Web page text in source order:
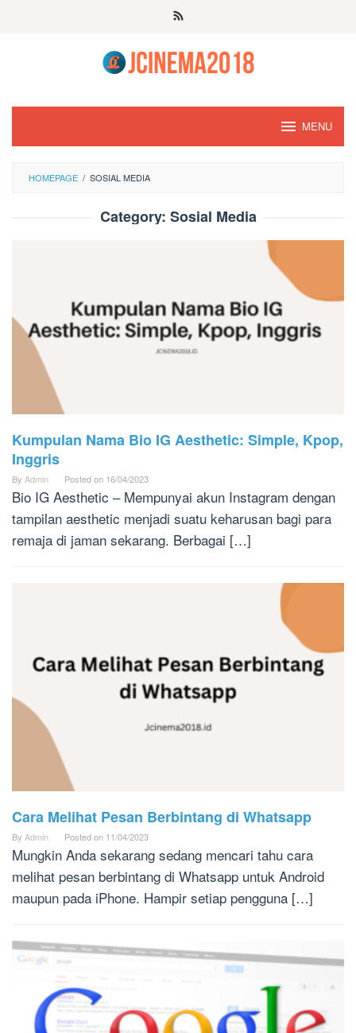
MENU
HOMEPAGE / SOSIAL MEDIA
Category: Sosial Media
Kumpulan Nama Bio IG Aesthetic: Simple, Kpop,
Inggris
By Admin Posted on 16/04/2023
Bio IG Aesthetic – Mempunyai akun Instagram dengan
tampilan aesthetic menjadi suatu keharusan bagi para
remaja di jaman sekarang. Berbagai […]
Cara Melihat Pesan Berbintang di Whatsapp
By Admin Posted on 11/04/2023
Mungkin Anda sekarang sedang mencari tahu cara
melihat pesan berbintang di Whatsapp untuk Android
maupun pada iPhone. Hampir setiap pengguna […]